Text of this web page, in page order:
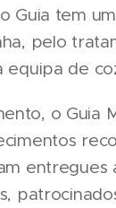
Guia tem
pelo
equipa de
o Guia
entregues